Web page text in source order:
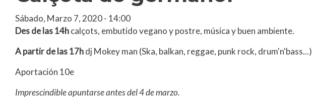
Sábado, Marzo 7, 2020 - 14:00
Des de las 14hcalçots, embutido vegano y postre, música y buen ambiente.
A partir de las 17hdj Mokey man (Ska, balkan, reggae, punk rock, drum'n'bass...)
Aportación 10e
Imprescindible apuntarse antes del 4 de marzo.